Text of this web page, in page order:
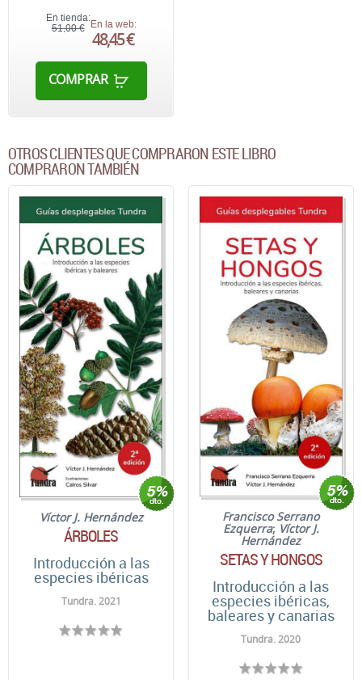
En tienda:
51,00 € En la web:
48,45 €
COMPRAR
OTROS CLIENTES QUE COMPRARON ESTE LIBRO
COMPRARON TAMBIÉN
Víctor J. Hernández
ÁRBOLES
Introducción a las
especies ibéricas
Tundra. 2021
Francisco Serrano
Ezquerra; Víctor J.
Hernández
SETAS Y HONGOS
Introducción a las
especies ibéricas,
baleares y canarias
Tundra. 2020